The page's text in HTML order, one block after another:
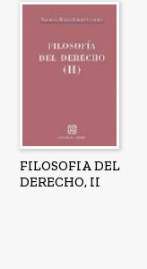
FILOSOFIA DEL
DERECHO, II